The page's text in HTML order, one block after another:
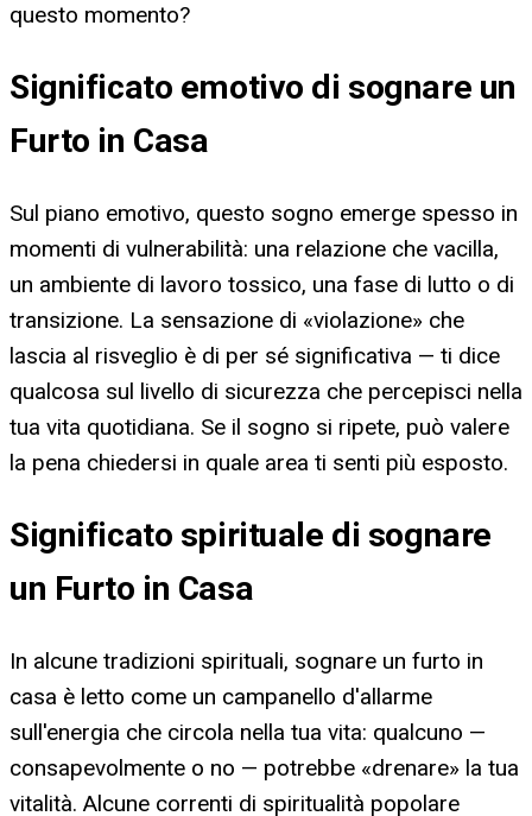
questo momento?
Significato emotivo di sognare un
Furto in Casa
Sul piano emotivo, questo sogno emerge spesso in
momenti di vulnerabilità: una relazione che vacilla,
un ambiente di lavoro tossico, una fase di lutto o di
transizione. La sensazione di «violazione» che
lascia al risveglio è di per sé significativa — ti dice
qualcosa sul livello di sicurezza che percepisci nella
tua vita quotidiana. Se il sogno si ripete, può valere
la pena chiedersi in quale area ti senti più esposto.
Significato spirituale di sognare
un Furto in Casa
In alcune tradizioni spirituali, sognare un furto in
casa è letto come un campanello d'allarme
sull'energia che circola nella tua vita: qualcuno —
consapevolmente o no — potrebbe «drenare» la tua
vitalità. Alcune correnti di spiritualità popolare